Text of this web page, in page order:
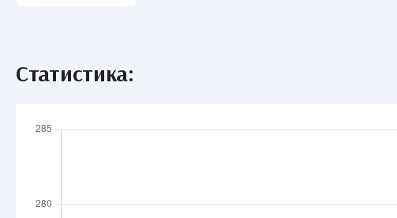
Статистика: